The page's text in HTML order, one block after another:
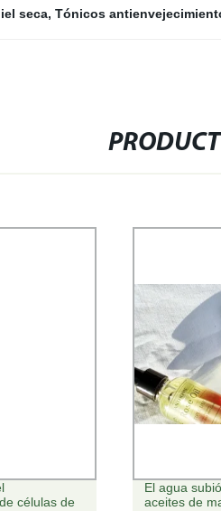
seca, Tónicos
los
OEM
100% ácido